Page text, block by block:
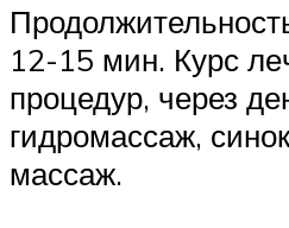
12-15 мин. Курс
процедур, через
гидромассаж,
массаж.